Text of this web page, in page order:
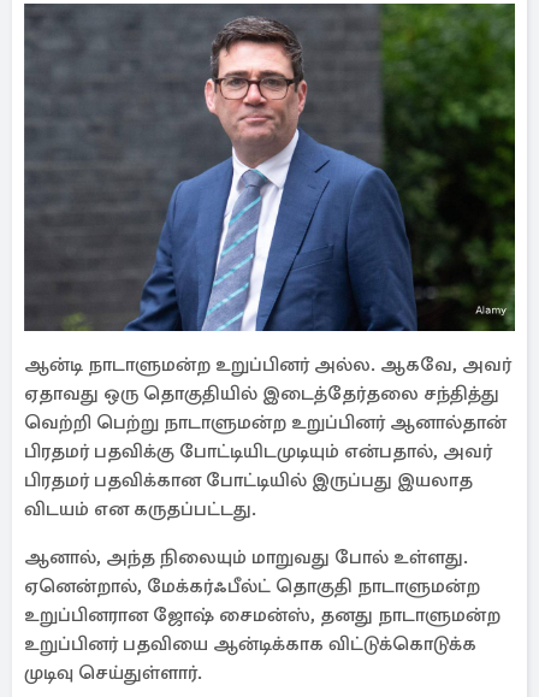
ஆன்டி நாடாளுமன்ற உறுப்பினர் அல்ல. ஆகவே, அவர்
ஏதாவது ஒரு தொகுதியில் இடைத்தேர்தலை சந்தித்து
வெற்றி பெற்று நாடாளுமன்ற உறுப்பினர் ஆனால்தான்
பிரதமர் பதவிக்கு போட்டியிடமுடியும் என்பதால், அவர்
பிரதமர் பதவிக்கான போட்டியில் இருப்பது இயலாத
விடயம் என கருதப்பட்டது.
ஆனால், அந்த நிலையும் மாறுவது போல் உள்ளது.
ஏனென்றால், மேக்கர்ஃபீல்ட் தொகுதி நாடாளுமன்ற
உறுப்பினரான ஜோஷ் சைமன்ஸ், தனது நாடாளுமன்ற
உறுப்பினர் பதவியை ஆன்டிக்காக விட்டுக்கொடுக்க
முடிவு செய்துள்ளார்.